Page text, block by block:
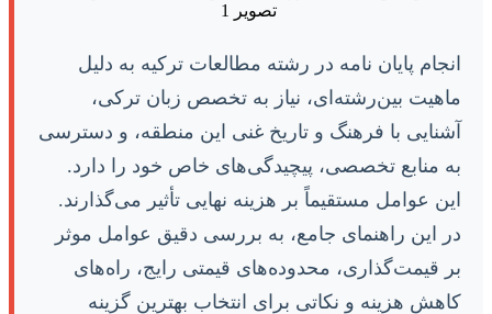
انجام پایان نامه در رشته مطالعات ترکیه به دلیل
ماهیت بین‌رشته‌ای، نیاز به تخصص زبان ترکی،
آشنایی با فرهنگ و تاریخ غنی این منطقه، و دسترسی
به منابع تخصصی، پیچیدگی‌های خاص خود را دارد.
این عوامل مستقیماً بر هزینه نهایی تأثیر می‌گذارند.
در این راهنمای جامع، به بررسی دقیق عوامل موثر
بر قیمت‌گذاری، محدوده‌های قیمتی رایج، راه‌های
کاهش هزینه و نکاتی برای انتخاب بهترین گزینه